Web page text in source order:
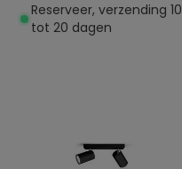
Reserveer, verzending 10
tot 20 dagen